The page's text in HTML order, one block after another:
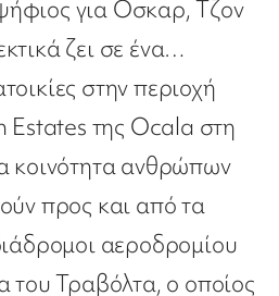
για Οσκαρ, Τζον
ζει σε ένα…
στην περιοχή
της Ocala στη
κοινότητα ανθρώπων
προς και από τα
αεροδρομίου
του Τραβόλτα, ο οποίος